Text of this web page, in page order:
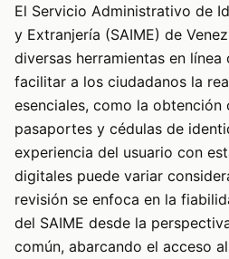
El Servicio Administrativo de
y Extranjería (SAIME) de
diversas herramientas en
facilitar a los ciudadanos la
esenciales, como la obtención
pasaportes y cédulas de
experiencia del usuario con
digitales puede variar
revisión se enfoca en la
del SAIME desde la
común, abarcando el acceso